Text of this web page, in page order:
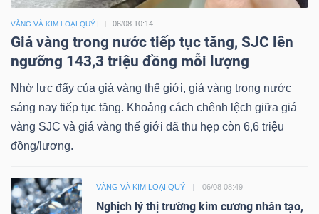
VÀNG VÀ KIM LOẠI QUÝ 06/08 10:14
Giá vàng trong nước tiếp tục tăng, SJC lên
ngưỡng 143,3 triệu đồng mỗi lượng
Nhờ lực đẩy của giá vàng thế giới, giá vàng trong nước
sáng nay tiếp tục tăng. Khoảng cách chênh lệch giữa giá
vàng SJC và giá vàng thế giới đã thu hẹp còn 6,6 triệu
đồng/lượng.
VÀNG VÀ KIM LOẠI QUÝ 06/08 08:49
Nghịch lý thị trường kim cương nhân tạo,